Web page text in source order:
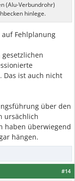
(Alu-Verbundrohr)
hinlege.
Fehlplanung
Das ist auch nicht
über den
ursächlich
haben überwiegend
hängen.
#14